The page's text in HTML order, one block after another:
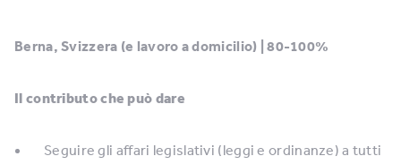
Berna, Svizzera (e lavoro a domicilio) | 80-100%
Il contributo che può dare
Seguire gli affari legislativi (leggi e ordinanze) a tutti